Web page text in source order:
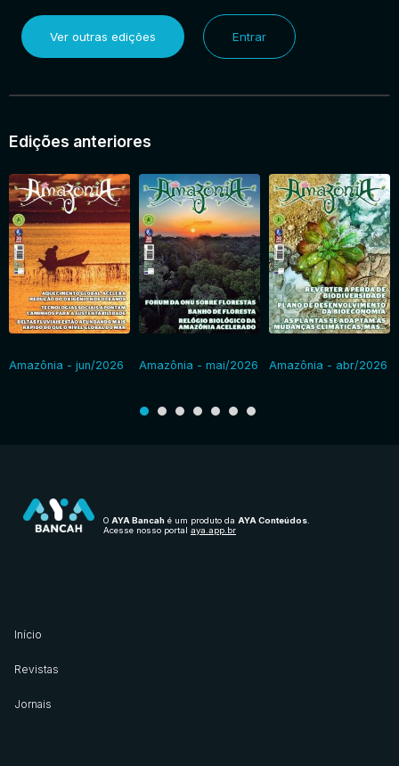
Ver outras edições Entrar
Edições anteriores
Amazônia - jun/2026 Amazônia - mai/2026 Amazônia - abr/2026
O AYA Bancah é um produto da AYA Conteúdos
Acesse nosso portal aya.app.br
Início
Revistas
Jornais